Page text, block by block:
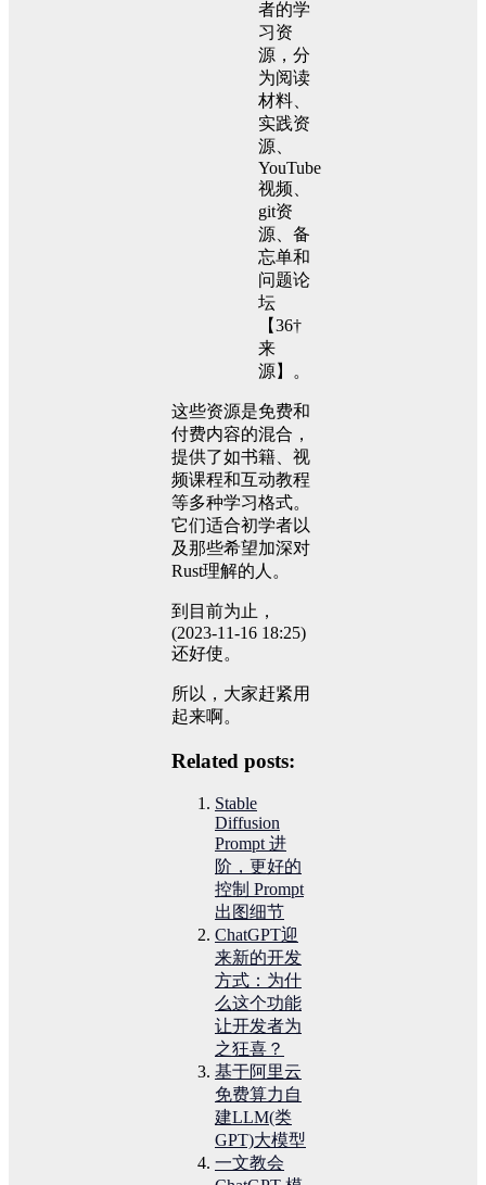
者的学
习资
源，分
为阅读
材料、
实践资
源、
YouTube
视频、
git资
源、备
忘单和
问题论
坛
【36†
来
源】。
这些资源是免费和
付费内容的混合，
提供了如书籍、视
频课程和互动教程
等多种学习格式。
它们适合初学者以
及那些希望加深对
Rust理解的人。
到目前为止，
(2023-11-16 18:25)
还好使。
所以，大家赶紧用
起来啊。
Related posts:
Stable
Diffusion
Prompt 进
阶，更好的
控制 Prompt
出图细节
ChatGPT迎
来新的开发
方式：为什
么这个功能
让开发者为
之狂喜？
基于阿里云
免费算力自
建LLM(类
GPT)大模型
一文教会